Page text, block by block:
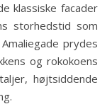
klassiske facader
storhedstid som
prydes
og rokokoens
højtsiddende